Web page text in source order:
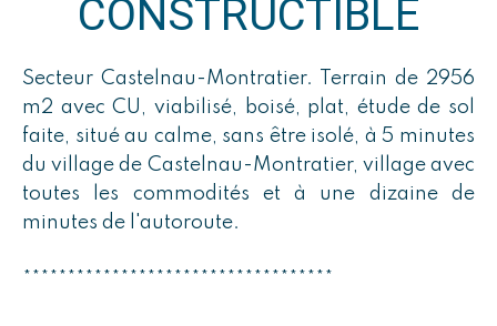
CONSTRUCTIBLE
Secteur Castelnau-Montratier. Terrain de 2956
m2 avec CU, viabilisé, boisé, plat, étude de sol
faite, situé au calme, sans être isolé, à 5 minutes
du village de Castelnau-Montratier, village avec
toutes les commodités et à une dizaine de
minutes de l'autoroute.
***********************************